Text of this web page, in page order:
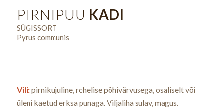
PIRNIPUU KADI
SÜGISSORT
Pyrus communis
Vili:pirnikujuline, rohelise põhivärvusega, osaliselt või
üleni kaetud erksa punaga. Viljaliha sulav, magus.